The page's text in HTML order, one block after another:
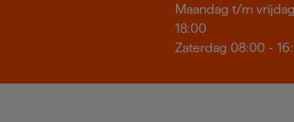
Maandag t/m
18:00
Zaterdag 08:00 -